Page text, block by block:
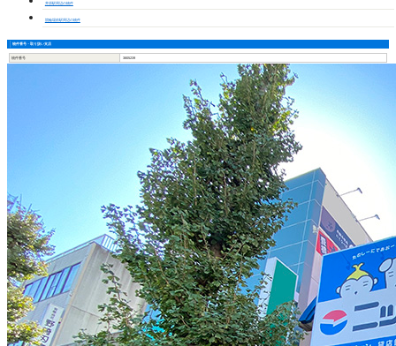
井原駅周辺の物件
競輪場前駅周辺の物件
物件番号・取り扱い支店
物件番号 3805239